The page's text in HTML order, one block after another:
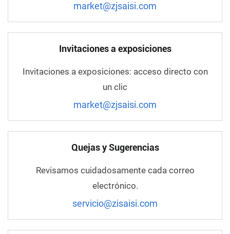
market@zjsaisi.com
Invitaciones a exposiciones
Invitaciones a exposiciones: acceso directo con
un clic
market@zjsaisi.com
Quejas y Sugerencias
Revisamos cuidadosamente cada correo
electrónico.
servicio@zisaisi.com